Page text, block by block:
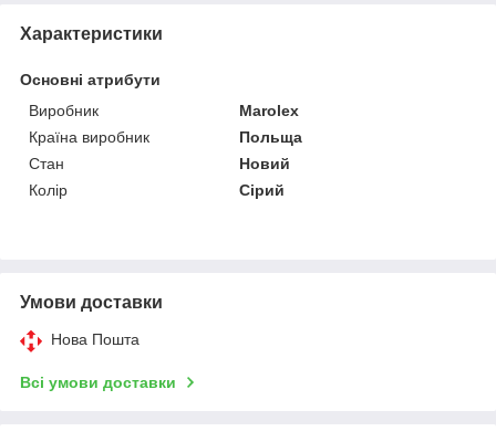
Характеристики
Основні атрибути
Виробник
Marolex
Країна виробник
Польща
Стан
Новий
Колір
Сірий
Умови доставки
Нова Пошта
Всі умови доставки